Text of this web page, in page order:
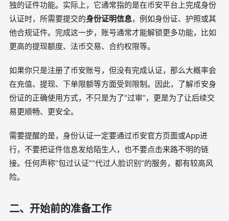
独的证件功能。实际上，它通常指的是在币安平台上完成身份
认证时，所需要提交的身份证明信息，例如身份证、护照或其
他合规证件。完成这一步，账号通常才能解锁更多功能，比如
更高的提现额度、法币交易、合约权限等。
如果你只是注册了币安账号，但没有完成认证，那么大概率会
在充值、提现、下单限额等方面受到限制。因此，了解币安身
份证的正确使用方式，不只是为了“过审”，更是为了让后续交
易更顺畅、更安全。
需要提醒的是，身份认证一定要通过币安官方页面或App进
行，不要把证件信息发给陌生人，也不要点击来路不明的链
接。任何声称“包过认证”“代过人脸识别”的服务，都有较高风
险。
二、开始前的准备工作